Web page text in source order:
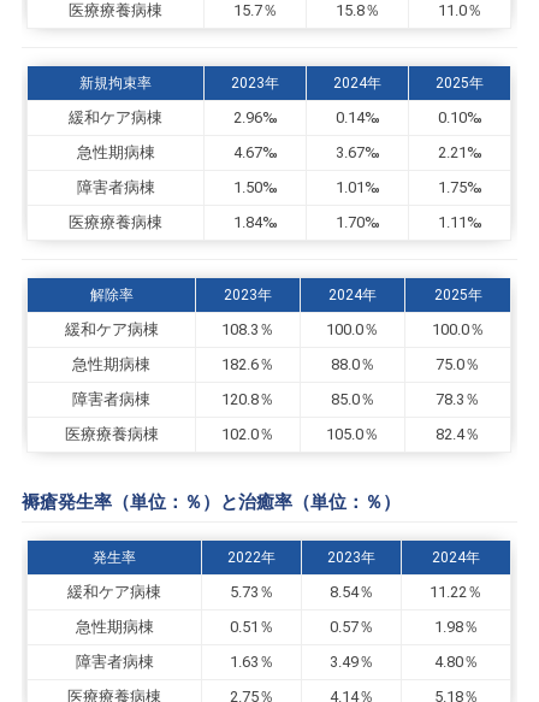
医療療養病棟
15.7％ 15.8％ 11.0％
新規拘束率 2023年 2024年 2025年
緩和ケア病棟 2.96‰ 0.14‰
0.10‰
急性期病棟
4.67‰ 3.67‰
2.21‰
障害者病棟
1.50‰ 1.01‰
1.75‰
医療療養病棟
1.84‰ 1.70‰ 1.11‰
解除率 2023年 2024年 2025年
緩和ケア病棟 108.3％ 100.0％
100.0％
急性期病棟
182.6％ 88.0％
75.0％
障害者病棟
120.8％ 85.0％
78.3％
医療療養病棟
102.0％ 105.0％ 82.4％
褥瘡発生率（単位：％）と治癒率（単位：％）
発生率 2022年 2023年 2024年
緩和ケア病棟 5.73％ 8.54％
11.22％
急性期病棟
0.51％ 0.57％
1.98％
障害者病棟
1.63％ 3.49％
4.80％
医療療養病棟
2.75％ 4.14％ 5.18％